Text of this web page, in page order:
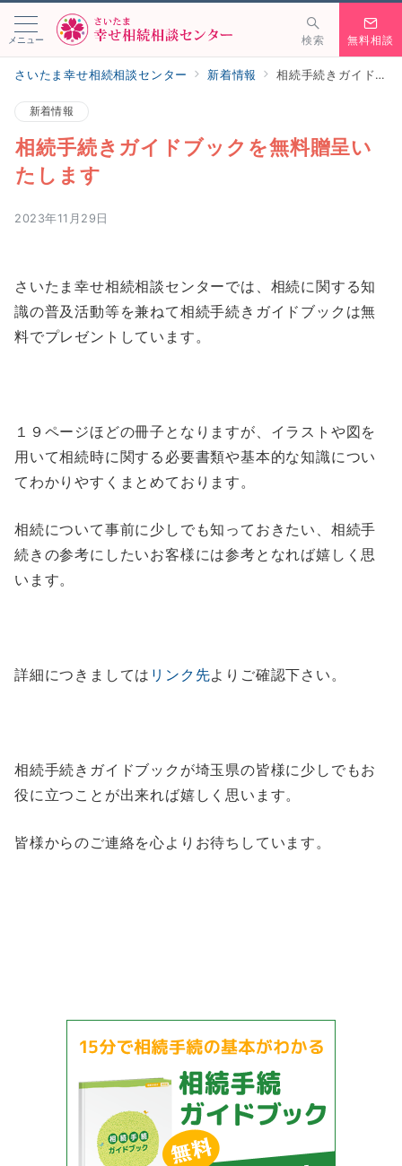
メニュー 検索 無料相談
さいたま幸せ相続相談センター 新着情報 相続手続きガイドブックを無料贈呈いたします
新着情報
相続手続きガイドブックを無料贈呈い
たします
2023年11月29日
さいたま幸せ相続相談センターでは、相続に関する知
識の普及活動等を兼ねて相続手続きガイドブックは無
料でプレゼントしています。
１９ページほどの冊子となりますが、イラストや図を
用いて相続時に関する必要書類や基本的な知識につい
てわかりやすくまとめております。
相続について事前に少しでも知っておきたい、相続手
続きの参考にしたいお客様には参考となれば嬉しく思
います。
詳細につきましては リンク先よりご確認下さい。
相続手続きガイドブックが埼玉県の皆様に少しでもお
役に立つことが出来れば嬉しく思います。
皆様からのご連絡を心よりお待ちしています。